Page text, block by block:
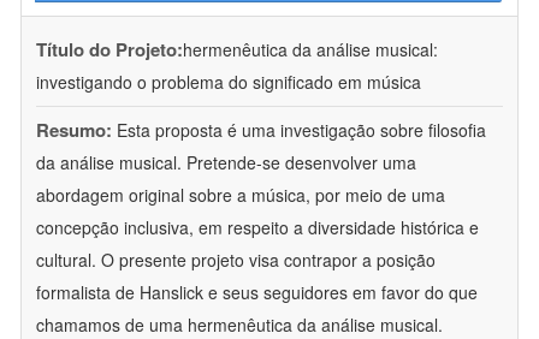
Título do Projeto:hermenêutica da análise musical:
investigando o problema do significado em música
Resumo: Esta proposta é uma investigação sobre filosofia
da análise musical. Pretende-se desenvolver uma
abordagem original sobre a música, por meio de uma
concepção inclusiva, em respeito a diversidade histórica e
cultural. O presente projeto visa contrapor a posição
formalista de Hanslick e seus seguidores em favor do que
chamamos de uma hermenêutica da análise musical.